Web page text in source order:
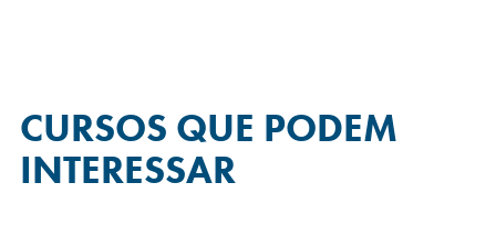
CURSOS QUE PODEM
INTERESSAR